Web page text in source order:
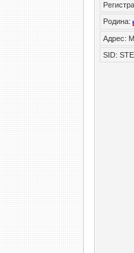
Родина:
Адрес:
SID: